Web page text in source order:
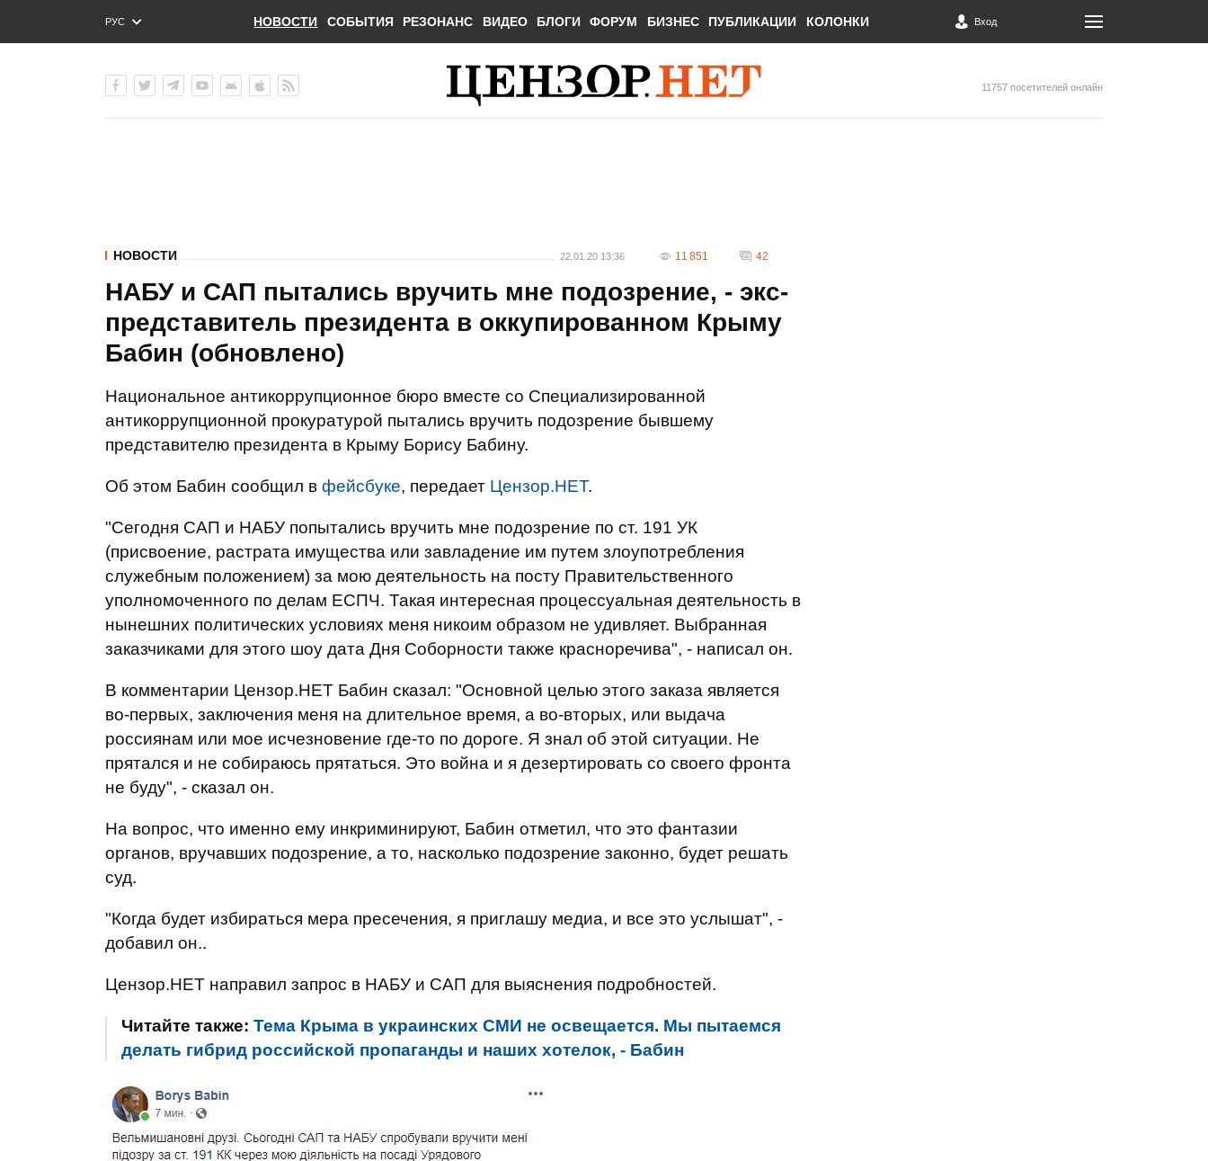
РУС
ENG
НОВОСТИ СОБЫТИЯ РЕЗОНАНС ВИДЕО БЛОГИ ФОРУМ БИЗНЕС ПУБЛИКАЦИИ КОЛОНКИ Вход
11757 посетителей онлайн
НОВОСТИ 22.01.20 13:36 11 851 42
НАБУ и САП пытались вручить мне подозрение, - экс-
представитель президента в оккупированном Крыму
Бабин (обновлено)
Национальное антикоррупционное бюро вместе со Специализированной
антикоррупционной прокуратурой пытались вручить подозрение бывшему
представителю президента в Крыму Борису Бабину.
Об этом Бабин сообщил в фейсбуке, передает Цензор.НЕТ.
"Сегодня САП и НАБУ попытались вручить мне подозрение по ст. 191 УК
(присвоение, растрата имущества или завладение им путем злоупотребления
служебным положением) за мою деятельность на посту Правительственного
уполномоченного по делам ЕСПЧ. Такая интересная процессуальная деятельность в
нынешних политических условиях меня никоим образом не удивляет. Выбранная
заказчиками для этого шоу дата Дня Соборности также красноречива", - написал он.
В комментарии Цензор.НЕТ Бабин сказал: "Основной целью этого заказа является
во-первых, заключения меня на длительное время, а во-вторых, или выдача
россиянам или мое исчезновение где-то по дороге. Я знал об этой ситуации. Не
прятался и не собираюсь прятаться. Это война и я дезертировать со своего фронта
не буду", - сказал он.
На вопрос, что именно ему инкриминируют, Бабин отметил, что это фантазии
органов, вручавших подозрение, а то, насколько подозрение законно, будет решать
суд.
"Когда будет избираться мера пресечения, я приглашу медиа, и все это услышат", -
добавил он..
Цензор.НЕТ направил запрос в НАБУ и САП для выяснения подробностей.
Читайте также: Тема Крыма в украинских СМИ не освещается. Мы пытаемся
делать гибрид российской пропаганды и наших хотелок, - Бабин